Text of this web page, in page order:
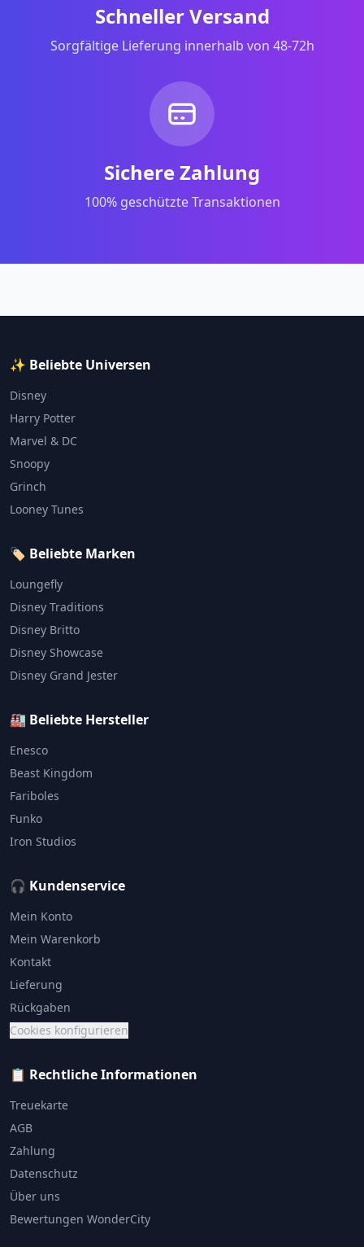
Schneller Versand
Sorgfältige Lieferung innerhalb von 48-72h
Sichere Zahlung
100% geschützte Transaktionen
✨ Beliebte Universen
Disney
Harry Potter
Marvel & DC
Snoopy
Grinch
Looney Tunes
🏷️ Beliebte Marken
Loungefly
Disney Traditions
Disney Britto
Disney Showcase
Disney Grand Jester
🏭 Beliebte Hersteller
Enesco
Beast Kingdom
Fariboles
Funko
Iron Studios
🎧 Kundenservice
Mein Konto
Mein Warenkorb
Kontakt
Lieferung
Rückgaben
Cookies konfigurieren
📋 Rechtliche Informationen
Treuekarte
AGB
Zahlung
Datenschutz
Über uns
Bewertungen WonderCity